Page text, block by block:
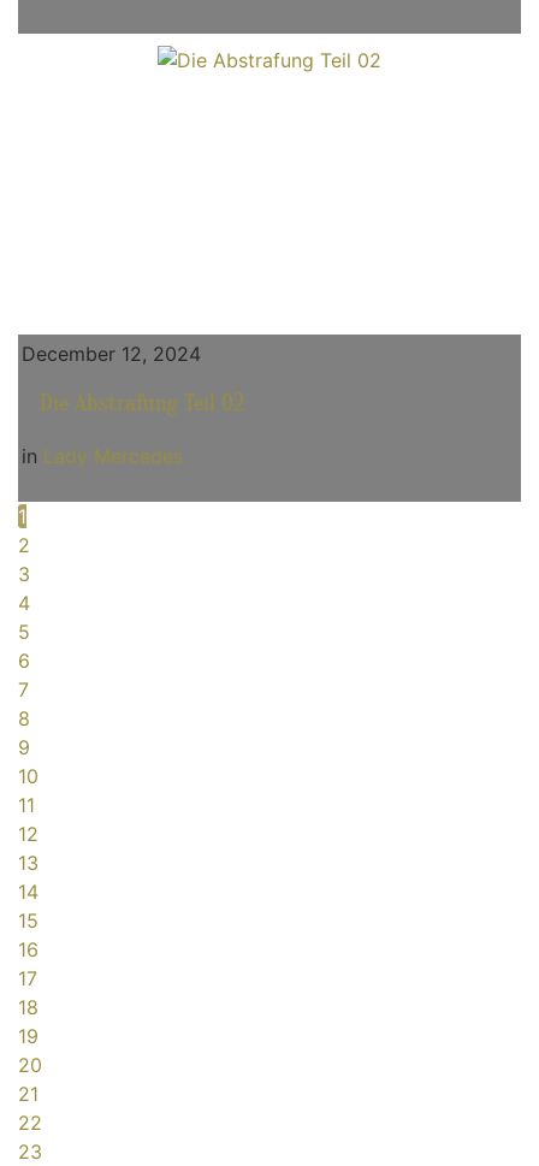
December 12, 2024
Die Abstrafung Teil 02
in Lady Mercedes
1
2
3
4
5
6
7
8
9
10
11
12
13
14
15
16
17
18
19
20
21
22
23